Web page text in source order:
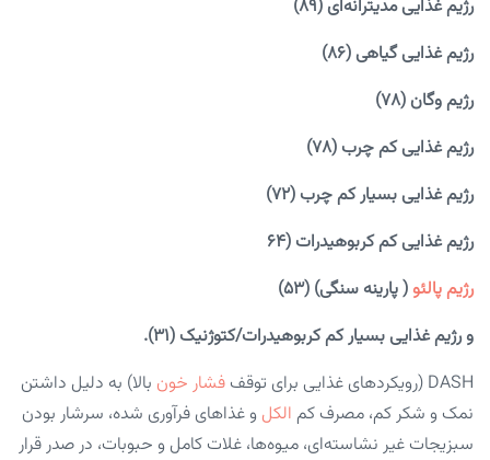
رژیم غذایی مدیترانه‌ای (۸۹)
رژیم غذایی گیاهی (۸۶)
رژیم وگان (۷۸)
رژیم غذایی کم چرب (۷۸)
رژیم غذایی بسیار کم چرب (۷۲)
رژیم غذایی کم کربوهیدرات (۶۴
رژیم پالئو ( پارینه سنگی) (۵۳)
و رژیم غذایی بسیار کم کربوهیدرات/کتوژنیک (۳۱).
DASH (رویکرد‌های غذایی برای توقف
فشار خون بالا) به دلیل داشتن
نمک و شکر کم، مصرف کم الکل و غذا‌های فرآوری شده، سرشار بودن
سبزیجات غیر نشاسته‌ای، میوه‌ها، غلات کامل و حبوبات، در صدر قرار